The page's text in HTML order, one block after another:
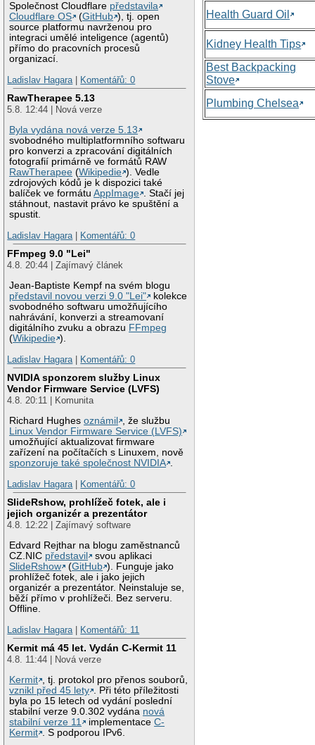
Společnost Cloudflare představila
Cloudflare OS
(GitHub ), tj. open
source platformu navrženou pro
integraci umělé inteligence (agentů)
přímo do pracovních procesů
organizací.
Ladislav Hagara
Komentářů: 0
RawTherapee 5.13
5.8. 12:44 | Nová verze
Byla vydána nová verze 5.13
svobodného multiplatformního softwaru
pro konverzi a zpracování digitálních
fotografií primárně ve formátů RAW
RawTherapee (Wikipedie ). Vedle
zdrojových kódů je k dispozici také
balíček ve formátuAppImage . Stačí jej
stáhnout, nastavit právo ke spuštění a
spustit.
Ladislav Hagara
Komentářů: 0
FFmpeg 9.0 "Lei"
4.8. 20:44 | Zajímavý článek
Jean-Baptiste Kempf na svém blogu
představil novou verzi 9.0 "Lei"
kolekce
svobodného softwaru umožňujícího
nahrávání, konverzi a streamovaní
digitálního zvuku a obrazu FFmpeg
(Wikipedie ).
Ladislav Hagara
Komentářů: 0
NVIDIA sponzorem služby Linux
Vendor Firmware Service (LVFS)
4.8. 20:11 | Komunita
Richard Hughesoznámil
, že službu
Linux Vendor Firmware Service (LVFS)
umožňující aktualizovat firmware
zařízení na počítačích s Linuxem, nově
sponzoruje také společnost NVIDIA .
Ladislav Hagara | Komentářů: 0
SlideRshow, prohlížeč fotek, ale i
jejich organizér a prezentátor
4.8. 12:22 | Zajímavý software
Edvard Rejthar na blogu zaměstnanců
CZ.NIC představil
svou aplikaci
SlideRshow
(GitHub ). Funguje jako
prohlížeč fotek, ale i jako jejich
organizér a prezentátor. Neinstaluje se,
běží přímo v prohlížeči. Bez serveru.
Offline.
Ladislav Hagara | Komentářů: 11
Kermit má 45 let. Vydán C-Kermit 11
4.8. 11:44 | Nová verze
Kermit , tj. protokol pro přenos souborů,
vznikl před 45 lety . Při této příležitosti
byla po 15 letech od vydání poslední
stabilní verze 9.0.302 vydána nová
stabilní verze 11
implementaceC-
Kermit . S podporou IPv6.
Health Guard Oil
Kidney Health Tips
Best Backpacking
Stove
Plumbing Chelsea